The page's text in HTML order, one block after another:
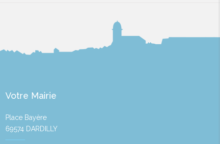
Votre Mairie
Place Bayère
69574 DARDILLY